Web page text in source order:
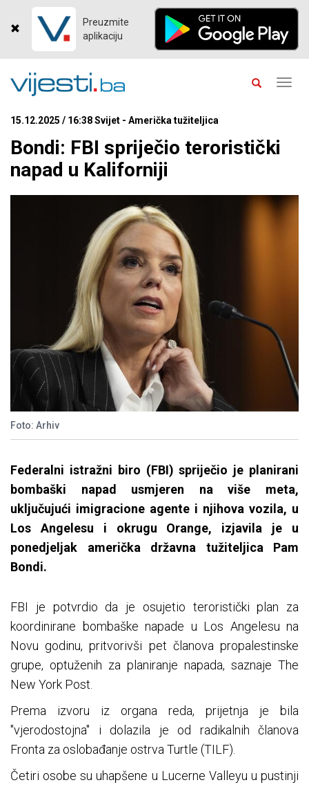
Preuzmite
aplikaciju
15.12.2025 / 16:38 Svijet - Američka tužiteljica
Bondi: FBI spriječio teroristički
napad u Kaliforniji
Foto: Arhiv
Federalni istražni biro (FBI) spriječio je planirani
bombaški napad usmjeren na više meta,
uključujući imigracione agente i njihova vozila, u
Los Angelesu i okrugu Orange, izjavila je u
ponedjeljak američka državna tužiteljica Pam
Bondi.
FBI je potvrdio da je osujetio teroristički plan za
koordinirane bombaške napade u Los Angelesu na
Novu godinu, pritvorivši pet članova propalestinske
grupe, optuženih za planiranje napada, saznaje The
New York Post.
Prema izvoru iz organa reda, prijetnja je bila
"vjerodostojna" i dolazila je od radikalnih članova
Fronta za oslobađanje ostrva Turtle (TILF).
Četiri osobe su uhapšene u Lucerne Valleyu u pustinji